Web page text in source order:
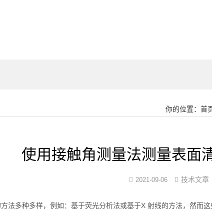
你的位置： 首
使用接触角测量法测量表面
2021-09-06 技术文章
法多种多样，例如：基于荧光分析法或基于X 射线的方法，然而